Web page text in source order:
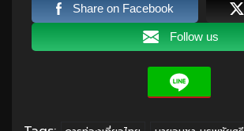
Share on Facebook
Follow us